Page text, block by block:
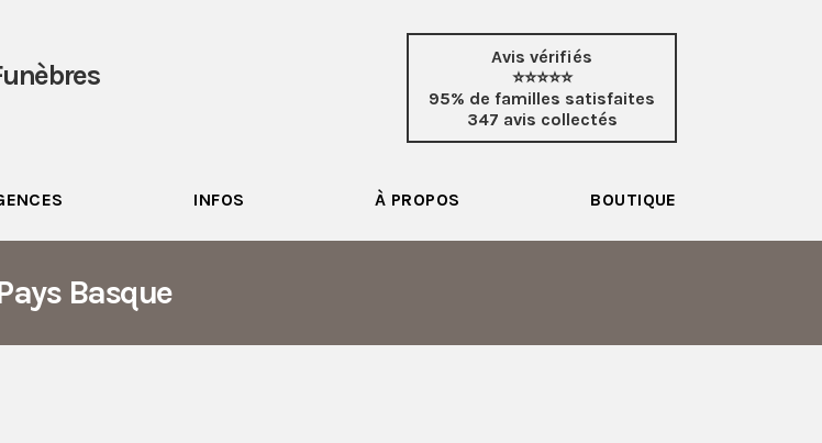
Avis vérifiés
⭐⭐⭐⭐⭐
95% de familles satisfaites
347 avis collectés
INFOS À PROPOS BOUTIQUE
Basque